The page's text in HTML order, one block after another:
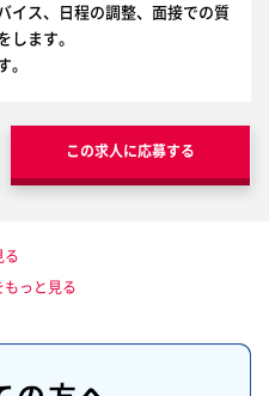
イス、日程の調整、面接での質
します。
この求人に応募する
る
っと見る